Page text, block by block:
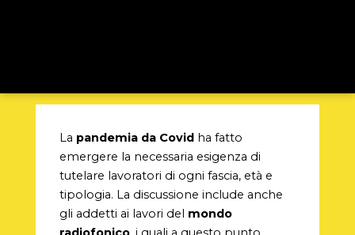
La pandemia da Covidha fatto
emergere la necessaria esigenza di
tutelare lavoratori di ogni fascia, età e
tipologia. La discussione include anche
gli addetti ai lavori del mondo